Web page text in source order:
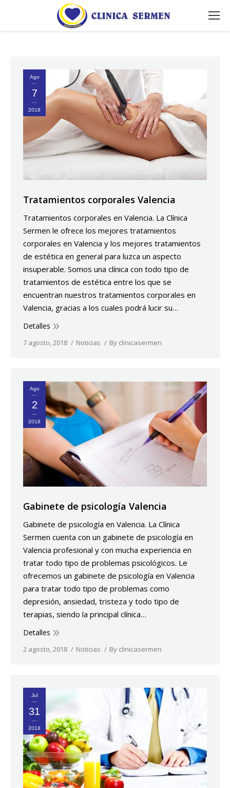
Ago
7
2018
Tratamientos corporales Valencia
Tratamientos corporales en Valencia. La Clínica
Sermen le ofrece los mejores tratamientos
corporales en Valencia y los mejores tratamientos
de estética en general para luzca un aspecto
insuperable. Somos una clínica con todo tipo de
tratamientos de estética entre los que se
encuentran nuestros tratamientos corporales en
Valencia, gracias a los cuales podrá lucir su…
Detalles
7 agosto, 2018 Noticias By clinicasermen
Ago
2
2018
Gabinete de psicología Valencia
Gabinete de psicología en Valencia. La Clínica
Sermen cuenta con un gabinete de psicología en
Valencia profesional y con mucha experiencia en
tratar todo tipo de problemas psicológicos. Le
ofrecemos un gabinete de psicología en Valencia
para tratar todo tipo de problemas como
depresión, ansiedad, tristeza y todo tipo de
terapias, siendo la principal clínica…
Detalles
2 agosto, 2018 Noticias By clinicasermen
Jul
31
2018